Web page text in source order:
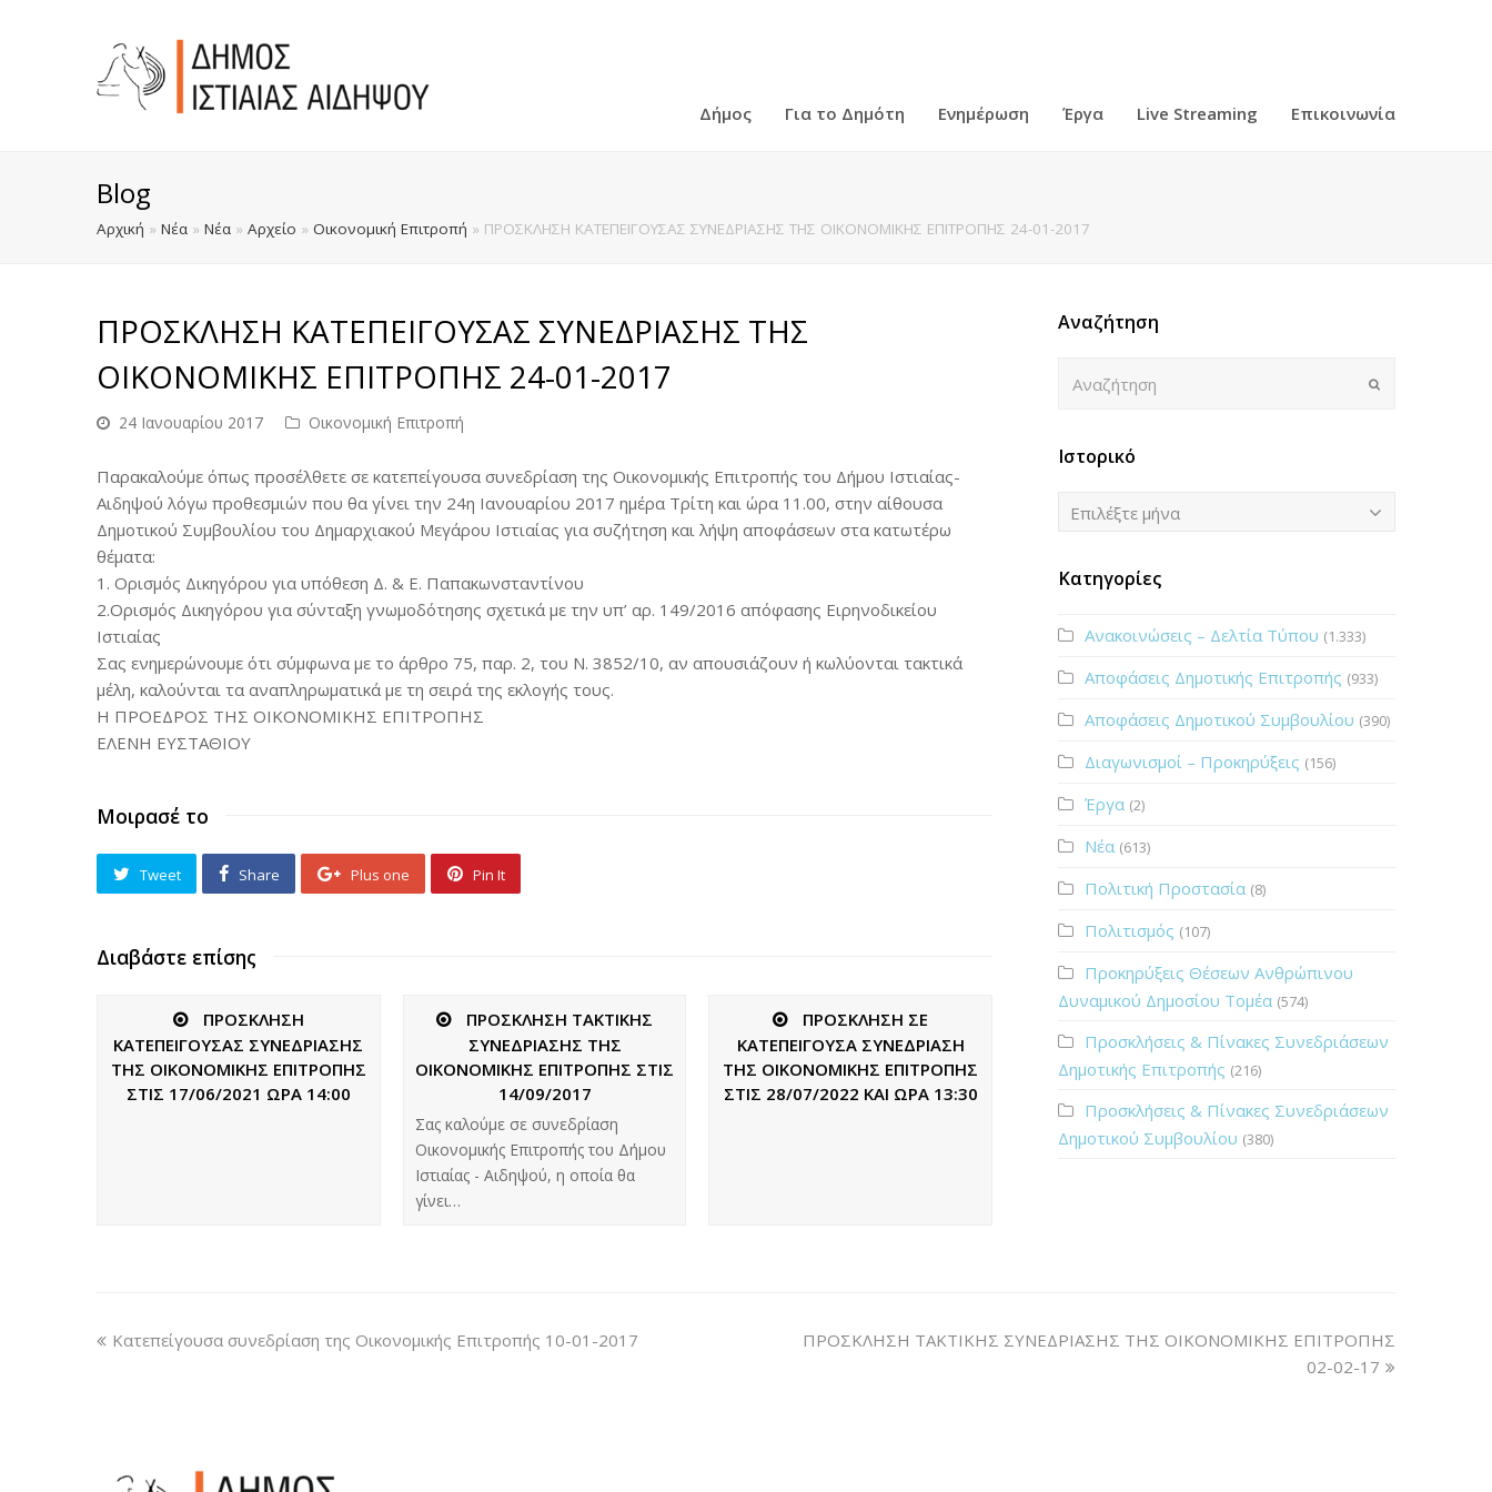
Δήμος Για το Δημότη Ενημέρωση Έργα Live Streaming Επικοινωνία
Blog
Αρχική » Νέα » Νέα » Αρχείο » Οικονομική Επιτροπή » ΠΡΟΣΚΛΗΣΗ ΚΑΤΕΠΕΙΓΟΥΣΑΣ ΣΥΝΕΔΡΙΑΣΗΣ ΤΗΣ ΟΙΚΟΝΟΜΙΚΗΣ ΕΠΙΤΡΟΠΗΣ 24-01-2017
ΠΡΟΣΚΛΗΣΗ ΚΑΤΕΠΕΙΓΟΥΣΑΣ ΣΥΝΕΔΡΙΑΣΗΣ ΤΗΣ
ΟΙΚΟΝΟΜΙΚΗΣ ΕΠΙΤΡΟΠΗΣ 24-01-2017
24 Ιανουαρίου 2017 Οικονομική Επιτροπή
Παρακαλούμε όπως προσέλθετε σε κατεπείγουσα συνεδρίαση της Οικονομικής Επιτροπής του Δήμου Ιστιαίας-
Αιδηψού λόγω προθεσμιών που θα γίνει την 24η Ιανουαρίου 2017 ημέρα Τρίτη και ώρα 11.00, στην αίθουσα
Δημοτικού Συμβουλίου του Δημαρχιακού Μεγάρου Ιστιαίας για συζήτηση και λήψη αποφάσεων στα κατωτέρω
θέματα:
1. Ορισμός Δικηγόρου για υπόθεση Δ. & Ε. Παπακωνσταντίνου
2.Ορισμός Δικηγόρου για σύνταξη γνωμοδότησης σχετικά με την υπ’ αρ. 149/2016 απόφασης Ειρηνοδικείου
Ιστιαίας
Σας ενημερώνουμε ότι σύμφωνα με το άρθρο 75, παρ. 2, του N. 3852/10, αν απουσιάζουν ή κωλύονται τακτικά
μέλη, καλούνται τα αναπληρωματικά με τη σειρά της εκλογής τους.
Η ΠΡΟΕΔΡΟΣ ΤΗΣ ΟΙΚΟΝΟΜΙΚΗΣ ΕΠΙΤΡΟΠΗΣ
ΕΛΕΝΗ ΕΥΣΤΑΘΙΟΥ
Μοιρασέ το
Tweet Share Plus one Pin It
Διαβάστε επίσης
ΠΡΟΣΚΛΗΣΗ
ΚΑΤΕΠΕΙΓΟΥΣΑΣ ΣΥΝΕΔΡΙΑΣΗΣ
ΤΗΣ ΟΙΚΟΝΟΜΙΚΗΣ ΕΠΙΤΡΟΠΗΣ
ΣΤΙΣ 17/06/2021 ΩΡΑ 14:00
ΠΡΟΣΚΛΗΣΗ ΤΑΚΤΙΚΗΣ
ΣΥΝΕΔΡΙΑΣΗΣ ΤΗΣ
ΟΙΚΟΝΟΜΙΚΗΣ ΕΠΙΤΡΟΠΗΣ ΣΤΙΣ
14/09/2017
Σας καλούμε σε συνεδρίαση
Οικονομικής Επιτροπής του Δήμου
Ιστιαίας - Αιδηψού, η οποία θα
γίνει…
ΠΡΟΣΚΛΗΣΗ ΣΕ
ΚΑΤΕΠΕΙΓΟΥΣΑ ΣΥΝΕΔΡΙΑΣΗ
ΤΗΣ ΟΙΚΟΝΟΜΙΚΗΣ ΕΠΙΤΡΟΠΗΣ
ΣΤΙΣ 28/07/2022 ΚΑΙ ΩΡΑ 13:30
Αναζήτηση
Ιστορικό
Ιστορικό
Επιλέξτε μήνα
Κατηγορίες
Ανακοινώσεις – Δελτία Τύπου (1.333)
Αποφάσεις Δημοτικής Επιτροπής (933)
Αποφάσεις Δημοτικού Συμβουλίου (390)
Διαγωνισμοί – Προκηρύξεις (156)
Έργα (2)
Νέα (613)
Πολιτική Προστασία (8)
Πολιτισμός (107)
Προκηρύξεις Θέσεων Ανθρώπινου
Δυναμικού Δημοσίου Τομέα (574)
Προσκλήσεις & Πίνακες Συνεδριάσεων
Δημοτικής Επιτροπής (216)
Προσκλήσεις & Πίνακες Συνεδριάσεων
Δημοτικού Συμβουλίου (380)
Κατεπείγουσα συνεδρίαση της Οικονομικής Επιτροπής 10-01-2017
ΠΡΟΣΚΛΗΣΗ ΤΑΚΤΙΚΗΣ ΣΥΝΕΔΡΙΑΣΗΣ ΤΗΣ ΟΙΚΟΝΟΜΙΚΗΣ ΕΠΙΤΡΟΠΗΣ
02-02-17